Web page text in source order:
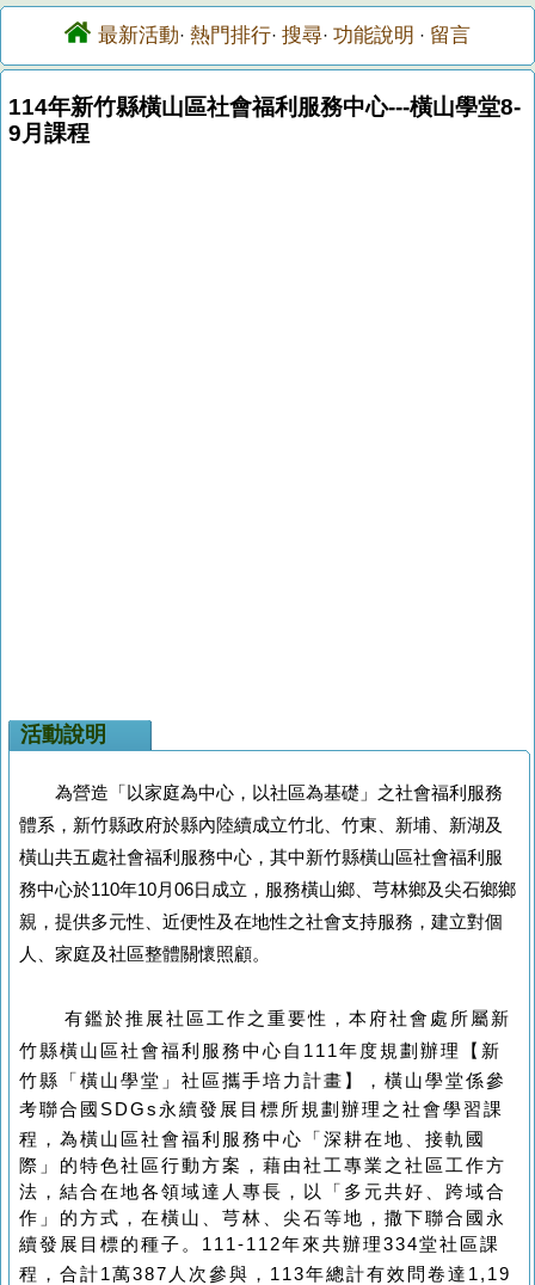
最新活動· 熱門排行· 搜尋· 功能說明 · 留言
114年新竹縣橫山區社會福利服務中心---橫山學堂8-
9月課程
活動說明
為營造「以家庭為中心，以社區為基礎」之社會福利服務
體系，新竹縣政府於縣內陸續成立竹北、竹東、新埔、新湖及
橫山共五處社會福利服務中心，其中新竹縣橫山區社會福利服
務中心於110年10月 06日成立，服務橫山鄉、芎林鄉及尖石鄉鄉
親，提供多元性、近便性及在地性之社會支持服務，建立對個
人、家庭及社區整體關懷照顧。
有鑑於推展社區工作之重要性，本府社會處所屬新
竹縣橫山區社會福利服務中心自 111年度規劃辦理【新
竹縣「橫山學堂」社區攜手培力計畫】，橫山學堂係參
考聯合國 SDGs 永續發展目標所規劃辦理之社會學習課
程，為橫山區社會福利服務中心「深耕在地、接軌國
際」的特色社區行動方案，藉由社工專業之社區工作方
法，結合在地各領域達人專長，以「多元共好、跨域合
作」的方式，在橫山、芎林、尖石等地，撒下聯合國永
續發展目標的種子。111-112年來共辦理334堂社區課
程， 合計1萬387 人次參與 ， 113年總計有效問卷達1,19